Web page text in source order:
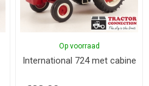
Op voorraad
International 724 met cabine